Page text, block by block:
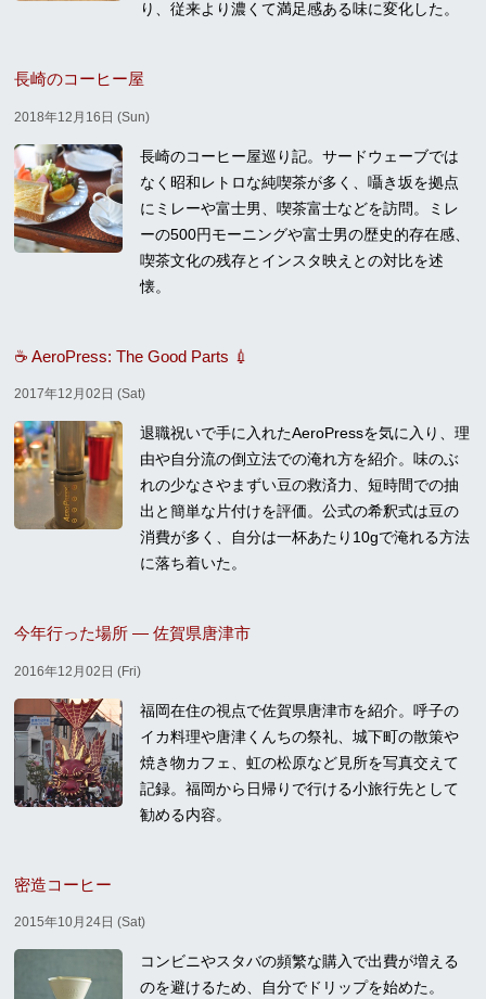
り、従来より濃くて満足感ある味に変化した。
長崎のコーヒー屋
2018年12月16日 (Sun)
長崎のコーヒー屋巡り記。サードウェーブでは
なく昭和レトロな純喫茶が多く、囁き坂を拠点
にミレーや富士男、喫茶富士などを訪問。ミレ
ーの500円モーニングや富士男の歴史的存在感、
喫茶文化の残存とインスタ映えとの対比を述
懐。
☕ AeroPress: The Good Parts 💉
2017年12月02日 (Sat)
退職祝いで手に入れたAeroPressを気に入り、理
由や自分流の倒立法での淹れ方を紹介。味のぶ
れの少なさやまずい豆の救済力、短時間での抽
出と簡単な片付けを評価。公式の希釈式は豆の
消費が多く、自分は一杯あたり10gで淹れる方法
に落ち着いた。
今年行った場所 — 佐賀県唐津市
2016年12月02日 (Fri)
福岡在住の視点で佐賀県唐津市を紹介。呼子の
イカ料理や唐津くんちの祭礼、城下町の散策や
焼き物カフェ、虹の松原など見所を写真交えて
記録。福岡から日帰りで行ける小旅行先として
勧める内容。
密造コーヒー
2015年10月24日 (Sat)
コンビニやスタバの頻繁な購入で出費が増える
のを避けるため、自分でドリップを始めた。